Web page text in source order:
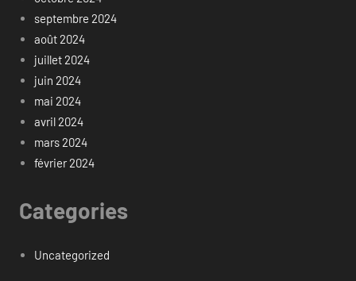
septembre 2024
août 2024
juillet 2024
juin 2024
mai 2024
avril 2024
mars 2024
février 2024
Categories
Uncategorized